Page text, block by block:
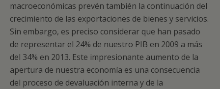
macroeconómicas prevén también la continuación del
crecimiento de las exportaciones de bienes y servicios.
Sin embargo, es preciso considerar que han pasado
de representar el 24% de nuestro PIB en 2009 a más
del 34% en 2013. Este impresionante aumento de la
apertura de nuestra economía es una consecuencia
del proceso de devaluación interna y de la